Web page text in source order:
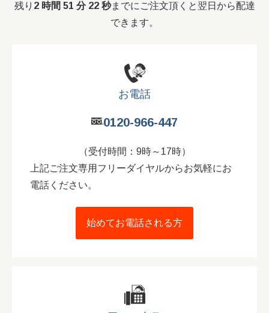
残り 2 時間 51 分 21 秒までにご注文頂くと翌日から配達
できます。
お電話
0120-966-447
（受付時間：9時～17時）
上記ご注文専用フリーダイヤルからお気軽にお
電話ください。
始めてお電話される方